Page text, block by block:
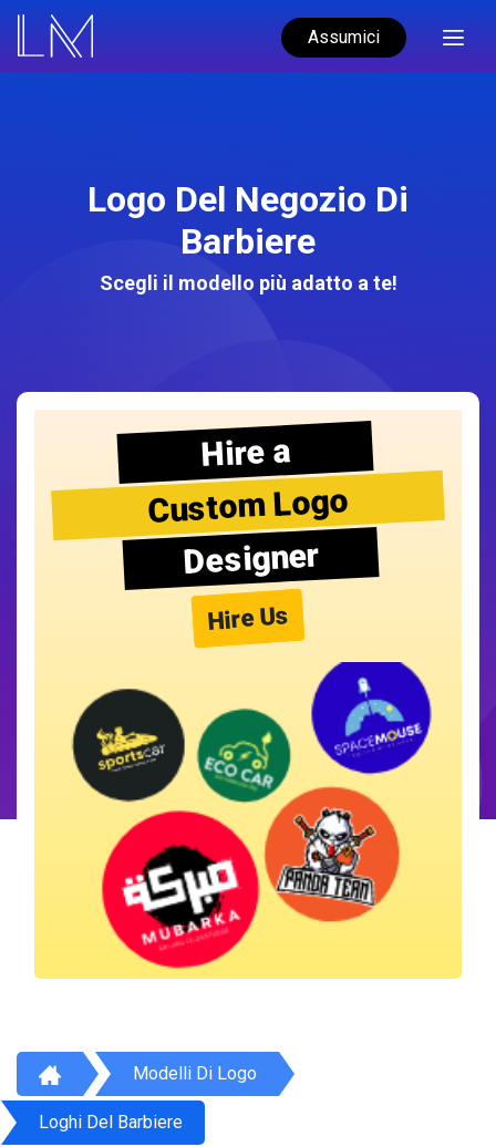
Assumici
Logo Del Negozio Di
Barbiere
Scegli il modello più adatto a te!
Hire a
Custom Logo
Designer
Hire Us
Modelli Di Logo
Loghi Del Barbiere